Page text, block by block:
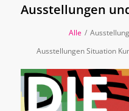
Ausstellungen
Alle /
Ausstellungen Situation